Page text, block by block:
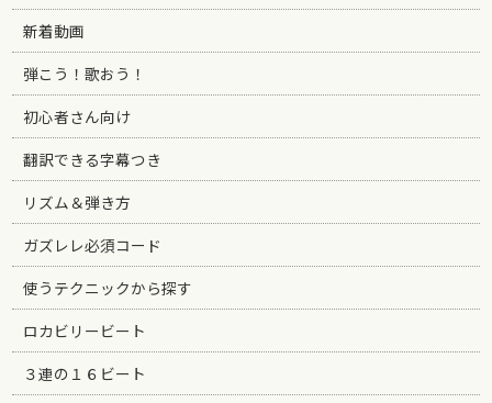
新着動画
弾こう！歌おう！
初心者さん向け
翻訳できる字幕つき
リズム＆弾き方
ガズレレ必須コード
使うテクニックから探す
ロカビリービート
３連の１６ビート